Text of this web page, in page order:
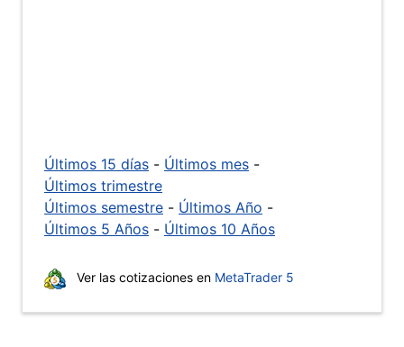
Últimos 15 días - Últimos mes -
Últimos trimestre
Últimos semestre - Últimos Año -
Últimos 5 Años - Últimos 10 Años
Ver las cotizaciones en MetaTrader 5